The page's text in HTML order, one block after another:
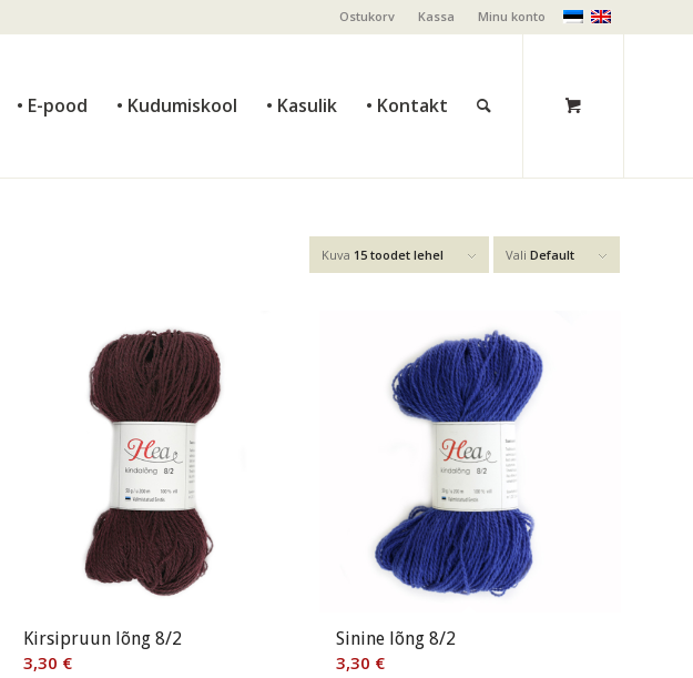
Ostukorv Kassa Minu konto
• E-pood • Kudumiskool • Kasulik • Kontakt
Vali Default
Kuva 15 toodet lehel
Kirsipruun lõng 8/2
3,30 €
Sinine lõng 8/2
3,30 €